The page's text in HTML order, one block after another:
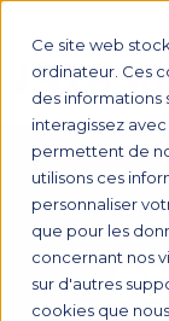
Ce site web
ordinateur. Ces
des informations
interagissez
permettent de
utilisons ces
personnaliser
que pour les
concernant nos
sur d'autres
cookies que